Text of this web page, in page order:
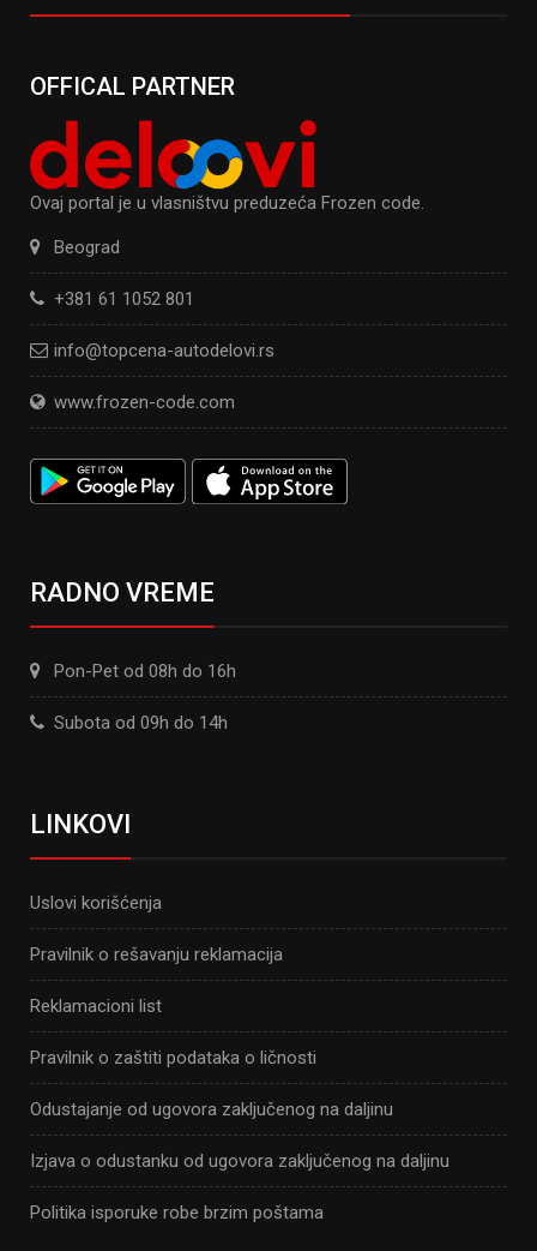
OFFICAL PARTNER
Ovaj portal je u vlasništvu preduzeća Frozen code.
Beograd
+381 61 1052 801
info@topcena-autodelovi.rs
www.frozen-code.com
RADNO VREME
Pon-Pet od 08h do 16h
Subota od 09h do 14h
LINKOVI
Uslovi korišćenja
Pravilnik o rešavanju reklamacija
Reklamacioni list
Pravilnik o zaštiti podataka o ličnosti
Odustajanje od ugovora zaključenog na daljinu
Izjava o odustanku od ugovora zaključenog na daljinu
Politika isporuke robe brzim poštama